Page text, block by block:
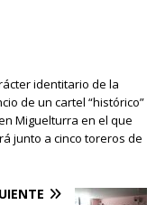
identitario de la
de un cartel “histórico”
Miguelturra en el que
junto a cinco toreros de